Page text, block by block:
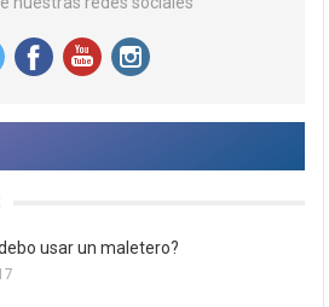
usar un maletero?